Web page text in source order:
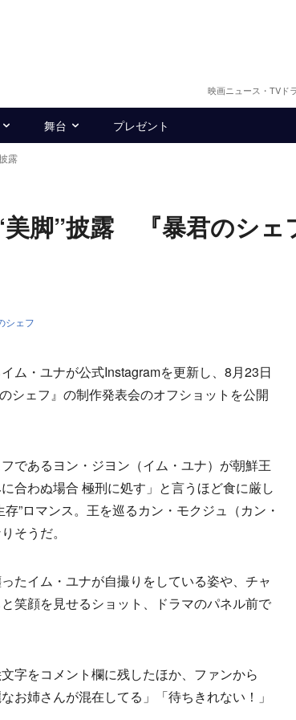
映画ニュース・TVド
舞台 プレゼント
露
脚”披露 『暴君のシェ
シェフ
ム・ユナが公式Instagramを更新し、8月23日
シェフ』の制作発表会のオフショットを公開
であるヨン・ジヨン（イム・ユナ）が朝鮮王
合わぬ場合 極刑に処す」と言うほど食に厳し
”ロマンス。王を巡るカン・モクジュ（カン・
そうだ。
たイム・ユナが自撮りをしている姿や、チャ
笑顔を見せるショット、ドラマのパネル前で
字をコメント欄に残したほか、ファンから
お姉さんが混在してる」「待ちきれない！」